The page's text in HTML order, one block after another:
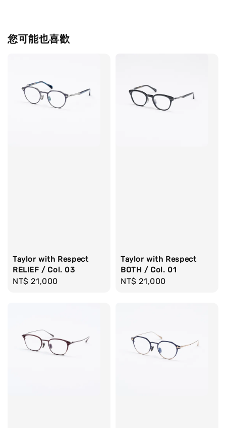
您可能也喜歡
Taylor with Respect
RELIEF / Col. 03
Regular
NT$ 21,000
Taylor with Respect
BOTH / Col. 01
Regular
NT$ 21,000